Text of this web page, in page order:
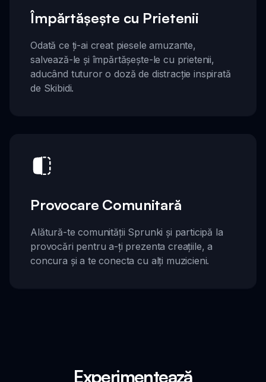
Împărtășește cu Prietenii
Odată ce ți-ai creat piesele amuzante,
salvează-le și împărtășește-le cu prietenii,
aducând tuturor o doză de distracție inspirată
de Skibidi.
Provocare Comunitară
Alătură-te comunității Sprunki și participă la
provocări pentru a-ți prezenta creațiile, a
concura și a te conecta cu alți muzicieni.
Experimentează